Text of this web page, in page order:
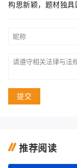
构思新颖，题材独具
提交
推荐阅读